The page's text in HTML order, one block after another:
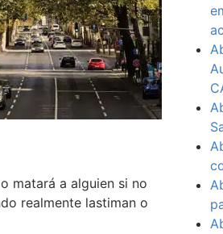
matará a alguien si no
realmente lastiman o